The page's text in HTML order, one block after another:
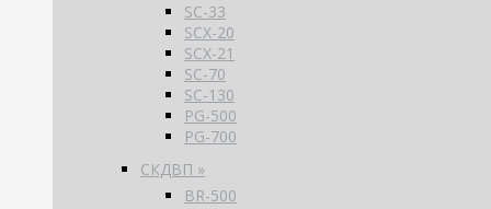
SC-33
SCX-20
SCX-21
SC-70
SC-130
PG-500
PG-700
СКДВП »
BR-500